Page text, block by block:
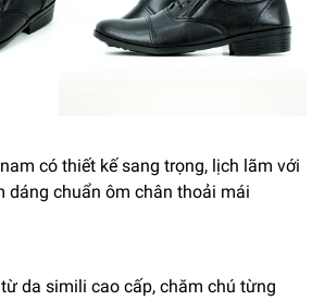
có thiết kế sang trọng, lịch lãm với
dáng chuẩn ôm chân thoải mái
da simili cao cấp, chăm chú từng